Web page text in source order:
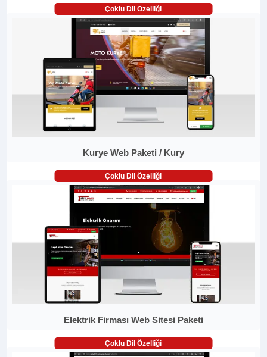
Çoklu Dil Özelliği
Kurye Web Paketi / Kury
Çoklu Dil Özelliği
Elektrik Firması Web Sitesi Paketi
Çoklu Dil Özelliği